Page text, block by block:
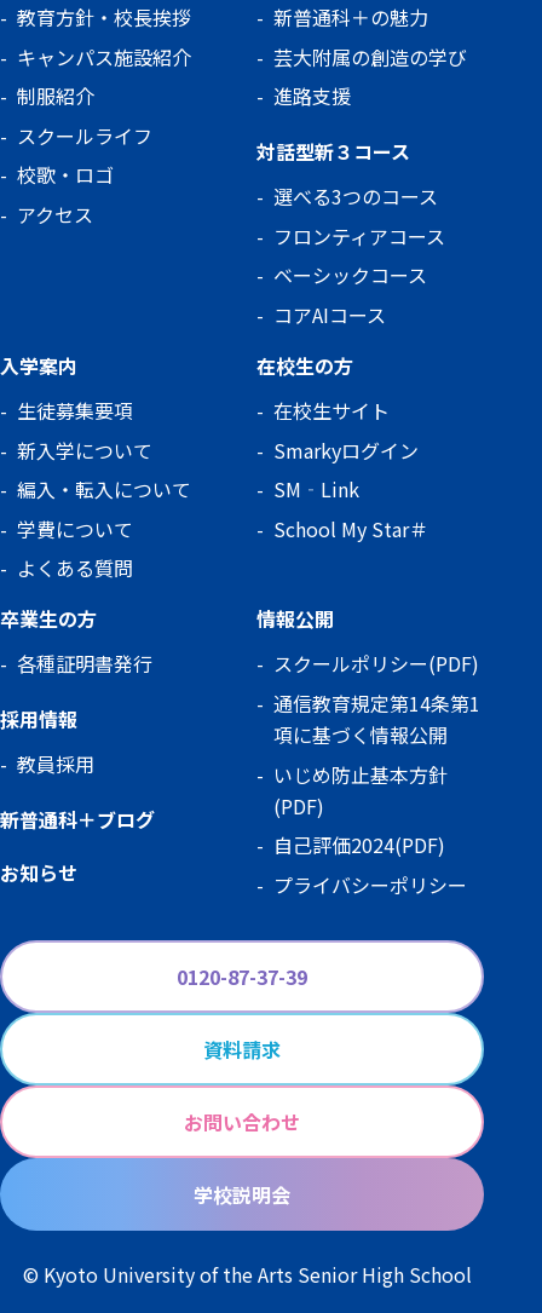
教育方針・校長挨拶
キャンパス施設紹介
制服紹介
スクールライフ
校歌・ロゴ
アクセス
新普通科＋の魅力
芸大附属の創造の学び
進路支援
対話型新３コース
選べる3つのコース
フロンティアコース
ベーシックコース
コアAIコース
入学案内
生徒募集要項
新入学について
編入・転入について
学費について
よくある質問
在校生の方
在校生サイト
Smarkyログイン
SM‐Link
School My Star＃
卒業生の方
各種証明書発行
採用情報
教員採用
新普通科＋ブログ
お知らせ
情報公開
スクールポリシー(PDF)
通信教育規定第14条第1
項に基づく情報公開
いじめ防止基本方針
(PDF)
自己評価2024(PDF)
プライバシーポリシー
0120-87-37-39
資料請求
お問い合わせ
学校説明会
© Kyoto University of the Arts Senior High School